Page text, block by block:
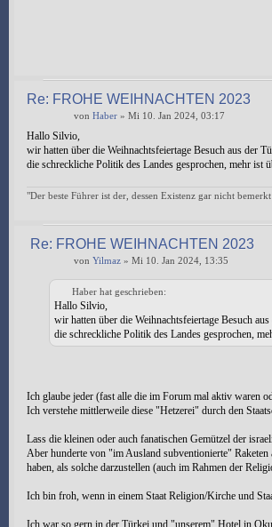
Re: FROHE WEIHNACHTEN 2023
von Haber » Mi 10. Jan 2024, 03:17
Hallo Silvio,
wir hatten über die Weihnachtsfeiertage Besuch aus der
die schreckliche Politik des Landes gesprochen, mehr ist
"Der beste Führer ist der, dessen Existenz gar nicht
Re: FROHE WEIHNACHTEN 2023
von Yilmaz » Mi 10. Jan 2024, 13:35
Haber hat geschrieben:
Hallo Silvio,
wir hatten über die Weihnachtsfeiertage Besuch
die schreckliche Politik des Landes gesprochen,
Ich glaube jeder (fast alle die im Forum mal aktiv waren
Ich verstehe mittlerweile diese "Hetzerei" durch den
Lass die kleinen oder auch fanatischen Gemützel der
Aber hunderte von "im Ausland subventionierte"
haben, als solche darzustellen (auch im Rahmen der
Ich bin froh, wenn in einem Staat Religion/Kirche und